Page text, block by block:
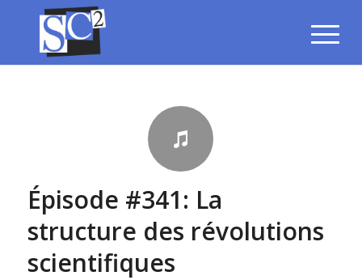
Épisode #341: La
structure des révolutions
scientifiques